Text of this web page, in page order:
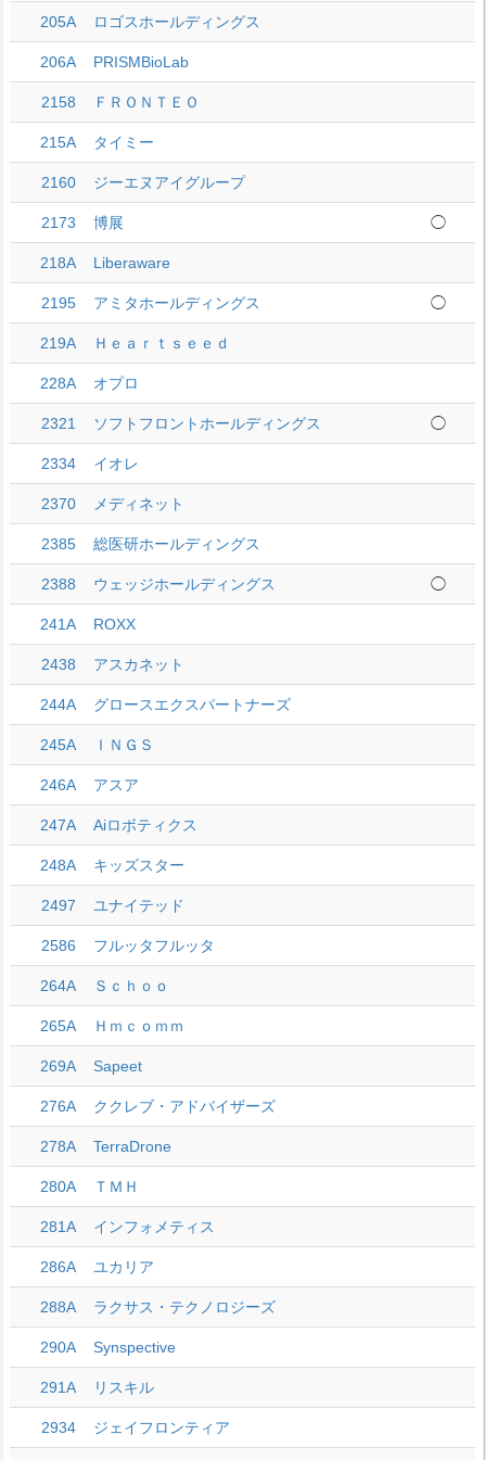
205A ロゴスホールディングス
206A PRISMBioLab
2158 ＦＲＯＮＴＥＯ
215A タイミー
2160 ジーエヌアイグループ
2173 博展 ◯
218A Liberaware
2195 アミタホールディングス ◯
219A Ｈｅａｒｔｓｅｅｄ
228A オプロ
2321 ソフトフロントホールディングス ◯
2334 イオレ
2370 メディネット
2385 総医研ホールディングス
2388 ウェッジホールディングス ◯
241A ROXX
2438 アスカネット
244A グロースエクスパートナーズ
245A ＩＮＧＳ
246A アスア
247A Aiロボティクス
248A キッズスター
2497 ユナイテッド
2586 フルッタフルッタ
264A Ｓｃｈｏｏ
265A Ｈｍｃｏｍｍ
269A Sapeet
276A ククレブ・アドバイザーズ
278A TerraDrone
280A ＴＭＨ
281A インフォメティス
286A ユカリア
288A ラクサス・テクノロジーズ
290A Synspective
291A リスキル
2934 ジェイフロンティア